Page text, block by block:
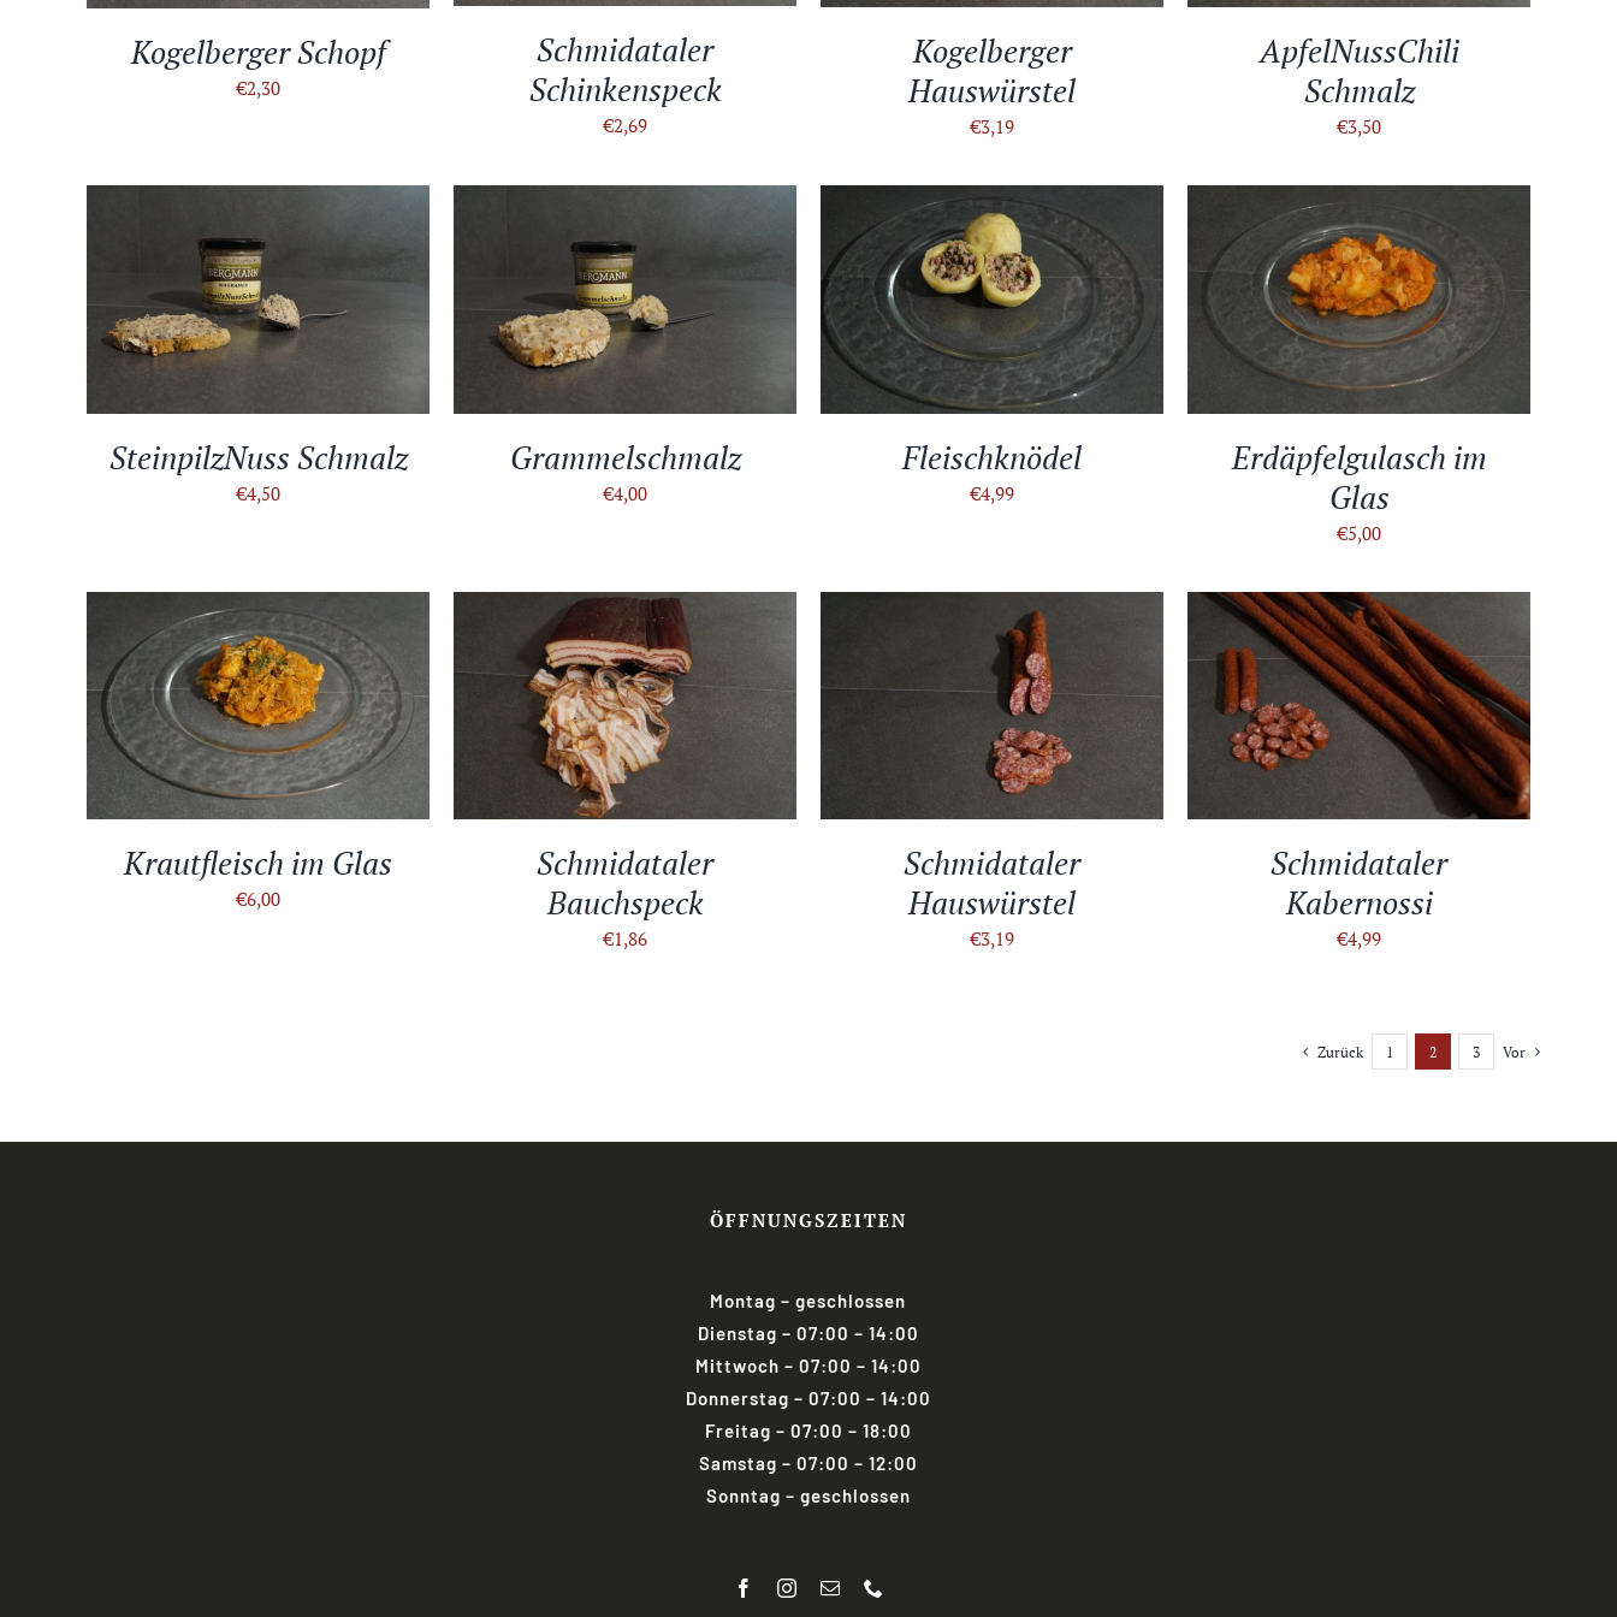
Kogelberger Schopf
€2,30
Schmidataler
Schinkenspeck
€2,69
Kogelberger
Hauswürstel
€3,19
ApfelNussChili
Schmalz
€3,50
IN DEN WARENKORB
SteinpilzNuss Schmalz
€4,50
IN DEN WARENKORB
Grammelschmalz
€4,00
IN DEN WARENKORB DETAILS
Fleischknödel
€4,99
IN DEN WARENKORB / DETAILS
Erdäpfelgulasch im
Glas
€5,00
IN DEN WARENKORB / DETAILS
Krautfleisch im Glas
€6,00
IN DEN WARENKORB /
Schmidataler
Bauchspeck
€1,86
IN DEN WARENKORB /
Schmidataler
Hauswürstel
€3,19
IN DEN WARENKORB / DETAILS
Schmidataler
Kabernossi
€4,99
Zurück 1 2 3 Vor
ÖFFNUNGSZEITEN
Montag – geschlossen
Dienstag – 07:00 – 14:00
Mittwoch – 07:00 – 14:00
Donnerstag – 07:00 – 14:00
Freitag – 07:00 – 18:00
Samstag – 07:00 – 12:00
Sonntag – geschlossen